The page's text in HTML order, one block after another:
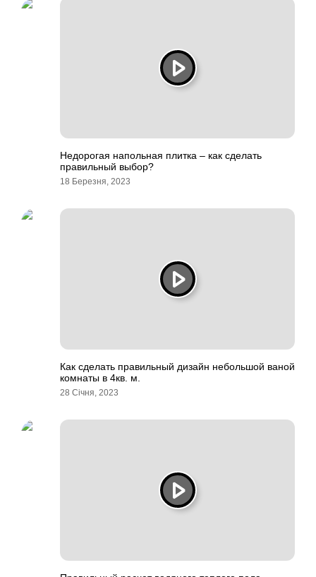
Недорогая напольная плитка – как сделать
правильный выбор?
18 Березня, 2023
Как сделать правильный дизайн небольшой ваной
комнаты в 4кв. м.
28 Січня, 2023